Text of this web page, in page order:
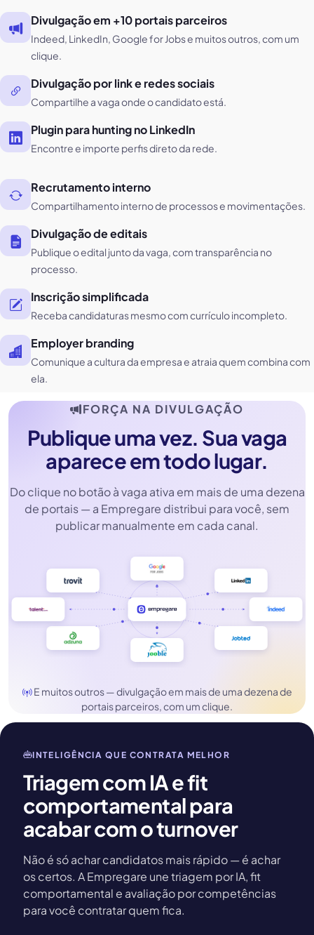
Divulgação em +10 portais parceiros
Indeed, LinkedIn, Google for Jobs e muitos outros, com um
clique.
Divulgação por link e redes sociais
Compartilhe a vaga onde o candidato está.
Plugin para hunting no LinkedIn
Encontre e importe perfis direto da rede.
Recrutamento interno
Compartilhamento interno de processos e movimentações.
Divulgação de editais
Publique o edital junto da vaga, com transparência no
processo.
Inscrição simplificada
Receba candidaturas mesmo com currículo incompleto.
Employer branding
Comunique a cultura da empresa e atraia quem combina com
ela.
FORÇA NA DIVULGAÇÃO
Publique uma vez. Sua vaga
aparece em todo lugar.
Do clique no botão à vaga ativa em mais de uma dezena
de portais — a Empregare distribui para você, sem
publicar manualmente em cada canal.
E muitos outros — divulgação em mais de uma dezena de
portais parceiros, com um clique.
INTELIGÊNCIA QUE CONTRATA MELHOR
Triagem com IA e fit
comportamental para
acabar com o turnover
Não é só achar candidatos mais rápido — é achar
os certos. A Empregare une triagem por IA, fit
comportamental e avaliação por competências
para você contratar quem fica.